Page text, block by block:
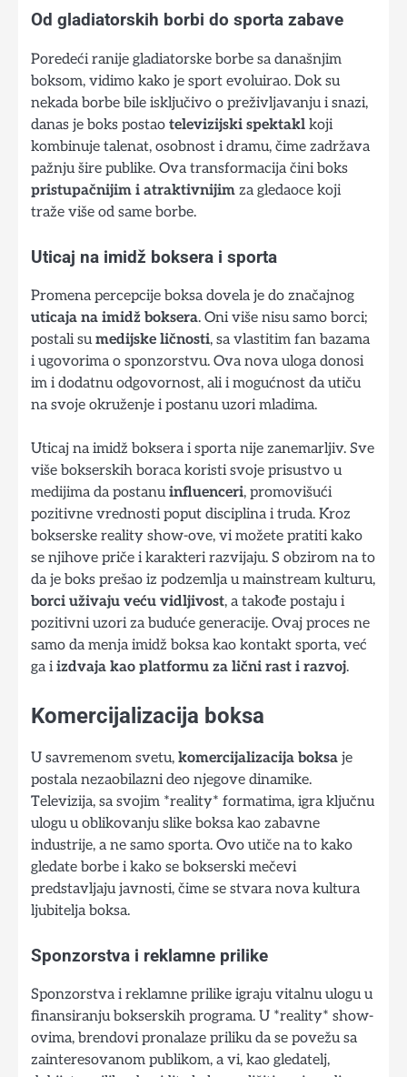
Od gladiatorskih borbi do sporta zabave
Poredeći ranije gladiatorske borbe sa današnjim
boksom, vidimo kako je sport evoluirao. Dok su
nekada borbe bile isključivo o preživljavanju i snazi,
danas je boks postao televizijski spektakl koji
kombinuje talenat, osobnost i dramu, čime zadržava
pažnju šire publike. Ova transformacija čini boks
pristupačnijim i atraktivnijim za gledaoce koji
traže više od same borbe.
Uticaj na imidž boksera i sporta
Promena percepcije boksa dovela je do značajnog
uticaja na imidž boksera. Oni više nisu samo borci;
postali sumedijske ličnosti, sa vlastitim fan bazama
i ugovorima o sponzorstvu. Ova nova uloga donosi
im i dodatnu odgovornost, ali i mogućnost da utiču
na svoje okruženje i postanu uzori mladima.
Uticaj na imidž boksera i sporta nije zanemarljiv. Sve
više bokserskih boraca koristi svoje prisustvo u
medijima da postanuinfluenceri, promovišući
pozitivne vrednosti poput disciplina i truda. Kroz
bokserske reality show-ove, vi možete pratiti kako
se njihove priče i karakteri razvijaju. S obzirom na to
da je boks prešao iz podzemlja u mainstream kulturu,
borci uživaju veću vidljivost, a takođe postaju i
pozitivni uzori za buduće generacije. Ovaj proces ne
samo da menja imidž boksa kao kontakt sporta, već
ga iizdvaja kao platformu za lični rast i razvoj.
Komercijalizacija boksa
U savremenom svetu, komercijalizacija boksa je
postala nezaobilazni deo njegove dinamike.
Televizija, sa svojim *reality* formatima, igra ključnu
ulogu u oblikovanju slike boksa kao zabavne
industrije, a ne samo sporta. Ovo utiče na to kako
gledate borbe i kako se bokserski mečevi
predstavljaju javnosti, čime se stvara nova kultura
ljubitelja boksa.
Sponzorstva i reklamne prilike
Sponzorstva i reklamne prilike igraju vitalnu ulogu u
finansiranju bokserskih programa. U *reality* show-
ovima, brendovi pronalaze priliku da se povežu sa
zainteresovanom publikom, a vi, kao gledatelj,